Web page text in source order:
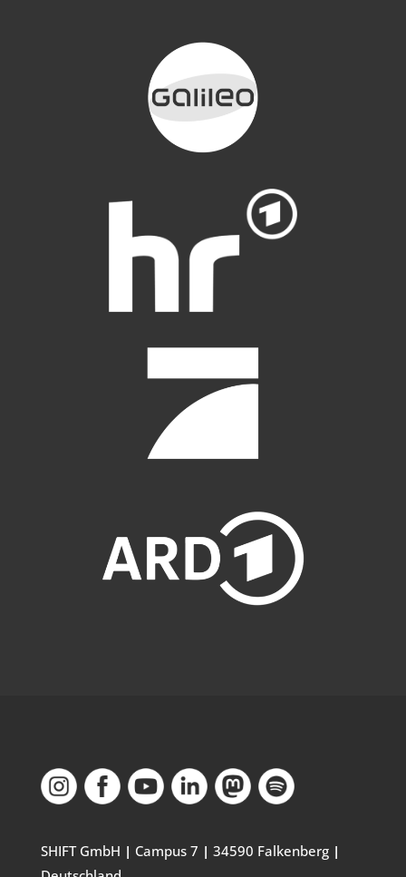
SHIFT GmbH | Campus 7 | 34590 Falkenberg |